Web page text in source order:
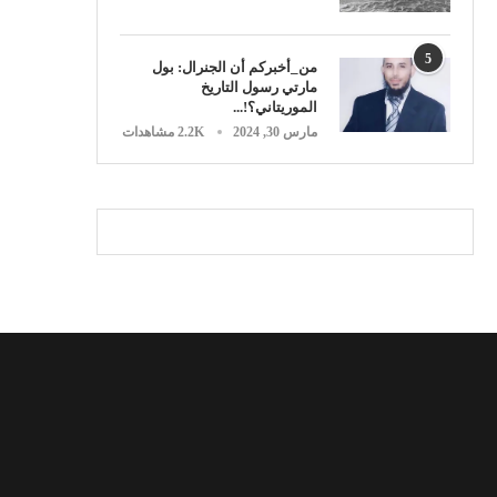
5
من_أخبركم أن الجنرال: بول
مارتي رسول التاريخ
الموريتاني؟!...
مارس 30, 2024 2.2K مشاهدات